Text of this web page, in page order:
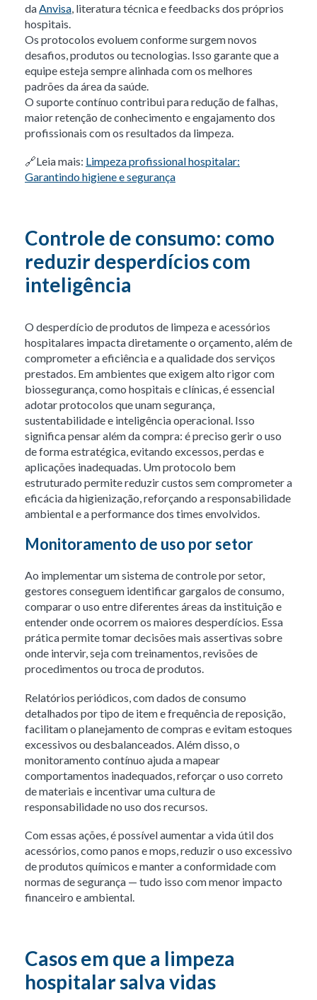
da Anvisa , literatura técnica e feedbacks dos próprios
hospitais.
Os protocolos evoluem conforme surgem novos
desafios, produtos ou tecnologias. Isso garante que a
equipe esteja sempre alinhada com os melhores
padrões da área da saúde.
O suporte contínuo contribui para redução de falhas,
maior retenção de conhecimento e engajamento dos
profissionais com os resultados da limpeza.
🔗Leia mais: Limpeza profissional hospitalar:
Garantindo higiene e segurança
Controle de consumo: como
reduzir desperdícios com
inteligência
O desperdício de produtos de limpeza e acessórios
hospitalares impacta diretamente o orçamento, além de
comprometer a eficiência e a qualidade dos serviços
prestados. Em ambientes que exigem alto rigor com
biossegurança, como hospitais e clínicas, é essencial
adotar protocolos que unam segurança,
sustentabilidade e inteligência operacional. Isso
significa pensar além da compra: é preciso gerir o uso
de forma estratégica, evitando excessos, perdas e
aplicações inadequadas. Um protocolo bem
estruturado permite reduzir custos sem comprometer a
eficácia da higienização, reforçando a responsabilidade
ambiental e a performance dos times envolvidos.
Monitoramento de uso por setor
Ao implementar um sistema de controle por setor,
gestores conseguem identificar gargalos de consumo,
comparar o uso entre diferentes áreas da instituição e
entender onde ocorrem os maiores desperdícios. Essa
prática permite tomar decisões mais assertivas sobre
onde intervir, seja com treinamentos, revisões de
procedimentos ou troca de produtos.
Relatórios periódicos, com dados de consumo
detalhados por tipo de item e frequência de reposição,
facilitam o planejamento de compras e evitam estoques
excessivos ou desbalanceados. Além disso, o
monitoramento contínuo ajuda a mapear
comportamentos inadequados, reforçar o uso correto
de materiais e incentivar uma cultura de
responsabilidade no uso dos recursos.
Com essas ações, é possível aumentar a vida útil dos
acessórios, como panos e mops, reduzir o uso excessivo
de produtos químicos e manter a conformidade com
normas de segurança — tudo isso com menor impacto
financeiro e ambiental.
Casos em que a limpeza
hospitalar salva vidas